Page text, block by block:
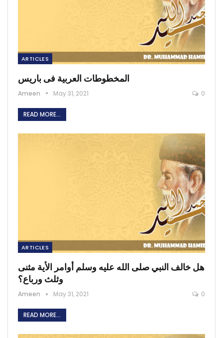
ARTICLES
المخطوطات العربية فى باريس
Ameen May 31, 2021 0
READ MORE...
ARTICLES
هل خالف النبي صلى الله عليه وسلم أوامر الأية مثنى
وثلث ورباع؟
Ameen May 31, 2021 0
READ MORE...